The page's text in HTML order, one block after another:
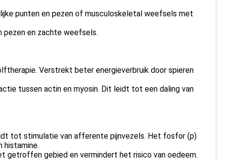
punten en pezen of musculoskeletal weefsels met
pezen en zachte weefsels.
Verstrekt beter energieverbruik door spieren
tussen actin en myosin. Dit leidt tot een daling van
tot stimulatie van afferente pijnvezels. Het fosfor (p)
histamine.
getroffen gebied en vermindert het risico van oedeem.